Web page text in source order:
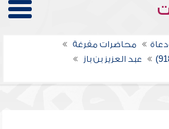
محاضرات مفرغة
عبد العزيز بن باز